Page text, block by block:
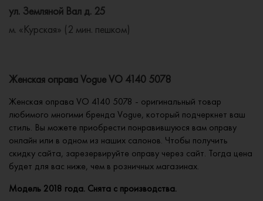
ул. Земляной Вал д. 25
м. «Курская» (2 мин. пешком)
Женская оправа Vogue VO 4140 5078
Женская оправа VO 4140 5078 - оригинальный товар
любимого многими бренда Vogue, который подчеркнет ваш
стиль. Вы можете приобрести понравившуюся вам оправу
онлайн или в одном из наших салонов. Чтобы получить
скидку сайта, зарезервируйте оправу через сайт. Тогда цена
будет для вас ниже, чем в розничных магазинах.
Модель 2018 года. Снята с производства.